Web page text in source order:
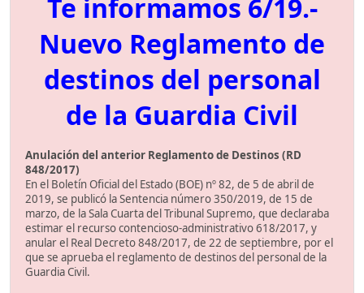
Te informamos 6/19.-
Nuevo Reglamento de
destinos del personal
de la Guardia Civil
Anulación del anterior Reglamento de Destinos (RD
848/2017)
En el Boletín Oficial del Estado (BOE) nº 82, de 5 de abril de
2019, se publicó la Sentencia número 350/2019, de 15 de
marzo, de la Sala Cuarta del Tribunal Supremo, que declaraba
estimar el recurso contencioso-administrativo 618/2017, y
anular el Real Decreto 848/2017, de 22 de septiembre, por el
que se aprueba el reglamento de destinos del personal de la
Guardia Civil.